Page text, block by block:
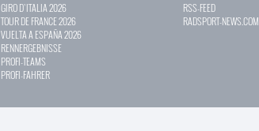
GIRO D`ITALIA 2026
TOUR DE FRANCE 2026
VUELTA A ESPAÑA 2026
RENNERGEBNISSE
PROFI-TEAMS
PROFI-FAHRER
RSS-FEED
RADSPORT-NEWS.COM